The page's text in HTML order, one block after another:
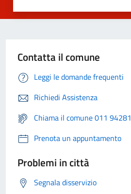
Contatta il comune
Leggi le domande frequenti
Richiedi Assistenza
Chiama il comune 011 94281
Prenota un appuntamento
Problemi in città
Segnala disservizio